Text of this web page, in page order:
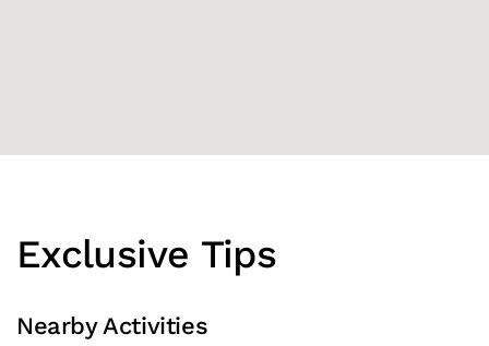
Exclusive Tips
Nearby Activities